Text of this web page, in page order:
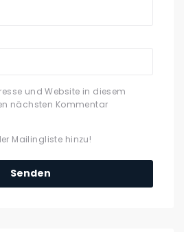
und Website in diesem
nächsten Kommentar
Mailingliste hinzu!